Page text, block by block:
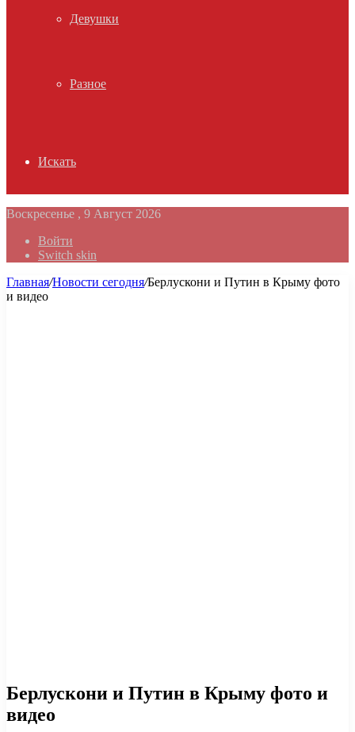
Девушки
Разное
Искать
Воскресенье , 9 Август 2026
Войти
Switch skin
Главная/Новости сегодня/Берлускони и Путин в Крыму фото
и видео
Берлускони и Путин в Крыму фото и
видео